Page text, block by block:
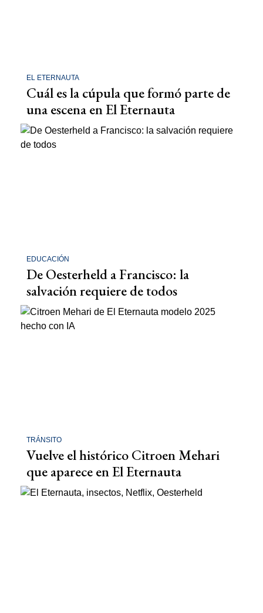
EL ETERNAUTA
Cuál es la cúpula que formó parte de
una escena en El Eternauta
EDUCACIÓN
De Oesterheld a Francisco: la
salvación requiere de todos
TRÁNSITO
Vuelve el histórico Citroen Mehari
que aparece en El Eternauta